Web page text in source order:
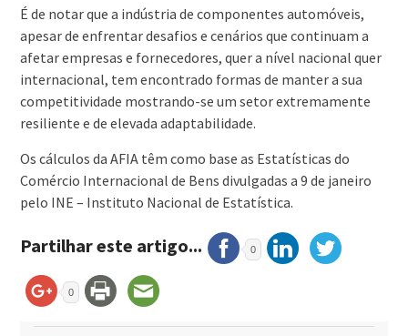
É de notar que a indústria de componentes automóveis,
apesar de enfrentar desafios e cenários que continuam a
afetar empresas e fornecedores, quer a nível nacional quer
internacional, tem encontrado formas de manter a sua
competitividade mostrando-se um setor extremamente
resiliente e de elevada adaptabilidade.
Os cálculos da AFIA têm como base as Estatísticas do
Comércio Internacional de Bens divulgadas a 9 de janeiro
pelo INE – Instituto Nacional de Estatística.
Partilhar este artigo... 0
0